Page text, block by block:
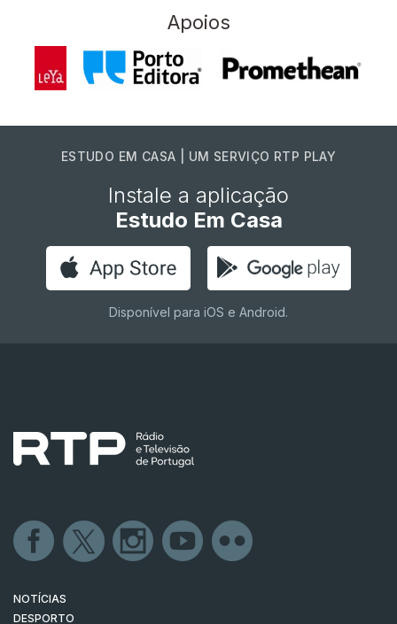
Apoios
ESTUDO EM CASA | UM SERVIÇO RTP PLAY
Instale a aplicação
Estudo Em Casa
Disponível para iOS e Android.
NOTÍCIAS
DESPORTO